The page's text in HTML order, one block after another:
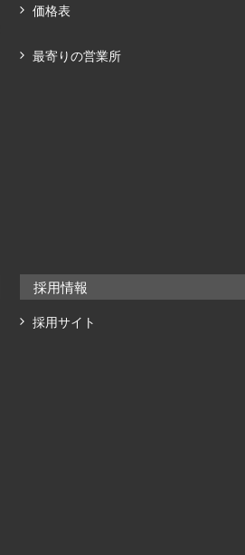
価格表
最寄りの営業所
採用情報
採用サイト